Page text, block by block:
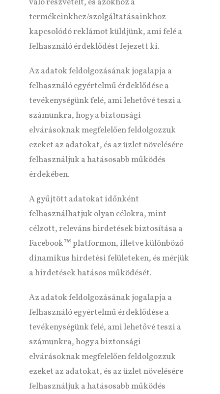
termékeinkhez/szolgáltatásainkhoz
kapcsolódó reklámot küldjünk, ami felé a
felhasználó érdeklődést fejezett ki.
Az adatok feldolgozásának jogalapja a
felhasználó egyértelmű érdeklődése a
tevékenységünk felé, ami lehetővé teszi a
számunkra, hogy a biztonsági
elvárásoknak megfelelően feldolgozzuk
ezeket az adatokat, és az üzlet növelésére
felhasználjuk a hatásosabb működés
érdekében.
A gyűjtött adatokat időnként
felhasználhatjuk olyan célokra, mint
célzott, releváns hirdetések biztosítása a
Facebook™ platformon, illetve különböző
dinamikus hirdetési felületeken, és mérjük
a hirdetések hatásos működését.
Az adatok feldolgozásának jogalapja a
felhasználó egyértelmű érdeklődése a
tevékenységünk felé, ami lehetővé teszi a
számunkra, hogy a biztonsági
elvárásoknak megfelelően feldolgozzuk
ezeket az adatokat, és az üzlet növelésére
felhasználjuk a hatásosabb működés